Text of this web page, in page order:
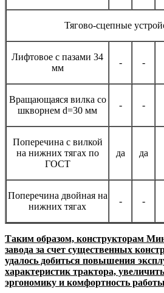
Тягово-сцепные
Лифтовое с пазами 34
мм
- -
Вращающаяся вилка со
шкворнем d=30 мм
- -
Поперечина с вилкой
на нижних тягах по
ГОСТ
да да
Поперечина двойная на
нижних тягах
- -
Таким образом, конструкторам
завода за счет существенных
удалось добиться повышения
характеристик трактора,
эргономику и комфортность